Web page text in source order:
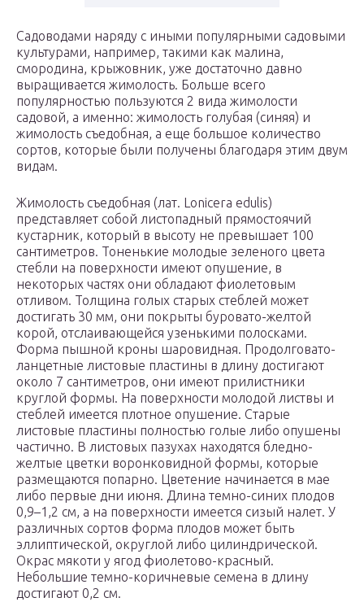
Садоводами наряду с иными популярными садовыми
культурами, например, такими как малина,
смородина, крыжовник, уже достаточно давно
выращивается жимолость. Больше всего
популярностью пользуются 2 вида жимолости
садовой, а именно: жимолость голубая (синяя) и
жимолость съедобная, а еще большое количество
сортов, которые были получены благодаря этим двум
видам.
Жимолость съедобная (лат. Lonicera edulis)
представляет собой листопадный прямостоячий
кустарник, который в высоту не превышает 100
сантиметров. Тоненькие молодые зеленого цвета
стебли на поверхности имеют опушение, в
некоторых частях они обладают фиолетовым
отливом. Толщина голых старых стеблей может
достигать 30 мм, они покрыты буровато-желтой
корой, отслаивающейся узенькими полосками.
Форма пышной кроны шаровидная. Продолговато-
ланцетные листовые пластины в длину достигают
около 7 сантиметров, они имеют прилистники
круглой формы. На поверхности молодой листвы и
стеблей имеется плотное опушение. Старые
листовые пластины полностью голые либо опушены
частично. В листовых пазухах находятся бледно-
желтые цветки воронковидной формы, которые
размещаются попарно. Цветение начинается в мае
либо первые дни июня. Длина темно-синих плодов
0,9–1,2 см, а на поверхности имеется сизый налет. У
различных сортов форма плодов может быть
эллиптической, округлой либо цилиндрической.
Окрас мякоти у ягод фиолетово-красный.
Небольшие темно-коричневые семена в длину
достигают 0,2 см.